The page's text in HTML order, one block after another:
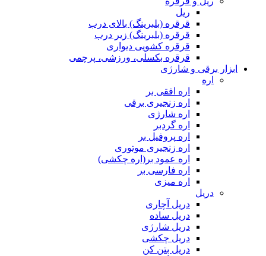
ریل
قرقره (بلبرینگ) بالای درب
قرقره (بلبرینگ) زیر درب
قرقره کشویی دیواری
قرقره بکسلی، ورزشی، پرچمی
ابزار برقی و شارژی
اره
اره افقی بر
اره زنجیری برقی
اره شارژی
اره گردبر
اره پروفیل بر
اره زنجیری موتوری
اره عمود بر(اره چکشی)
اره فارسی بر
اره میزی
دریل
دریل آچاری
دریل ساده
دریل شارژی
دریل چکشی
دریل بتن کن